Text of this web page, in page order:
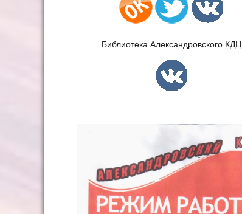
Библиотека Александровского КДЦ